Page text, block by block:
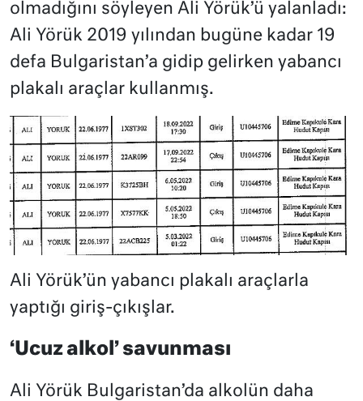
olmadığını söyleyen Ali Yörük’ü yalanladı:
Ali Yörük 2019 yılından bugüne kadar 19
defa Bulgaristan’a gidip gelirken yabancı
plakalı araçlar kullanmış.
Ali Yörük’ün yabancı plakalı araçlarla
yaptığı giriş-çıkışlar.
‘Ucuz alkol’ savunması
Ali Yörük Bulgaristan’da alkolün daha